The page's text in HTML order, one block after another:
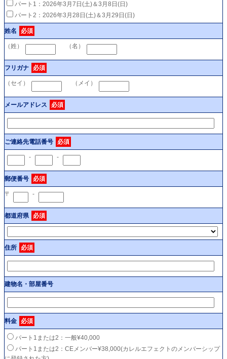
パート1：2026年3月7日(土)＆3月8日(日)
パート2：2026年3月28日(土)＆3月29日(日)
姓名 必須
（姓） （名）
フリガナ 必須
（セイ） （メイ）
メールアドレス 必須
ご連絡先電話番号 必須
- -
郵便番号 必須
〒 -
都道府県 必須
住所 必須
建物名・部屋番号
料金 必須
パート1または2：一般¥40,000
パート1または2：CEメンバー¥38,000(カレルエフェクトのメンバーシップ